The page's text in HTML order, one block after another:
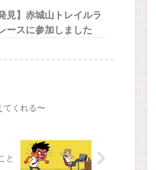
見】赤城山トレイルラ
ースに参加しました
てくれる〜
と